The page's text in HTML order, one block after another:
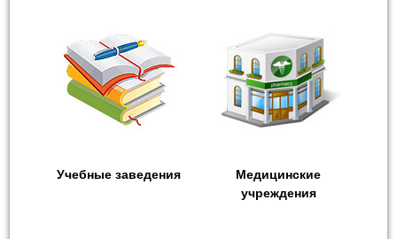
Учебные заведения
Медицинские
учреждения